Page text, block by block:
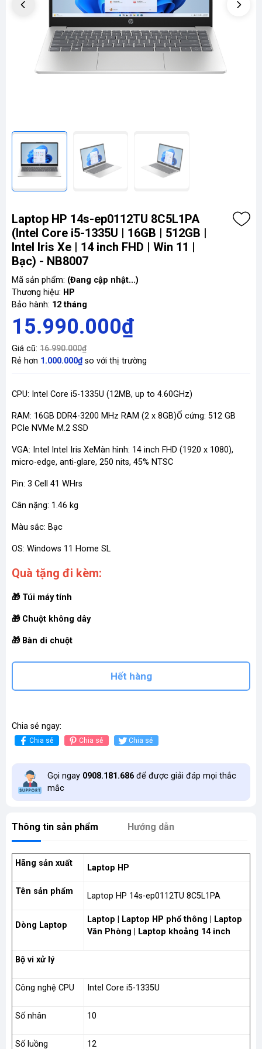
Laptop HP 14s-ep0112TU 8C5L1PA
(Intel Core i5-1335U | 16GB | 512GB |
Intel Iris Xe | 14 inch FHD | Win 11 |
Bạc) - NB8007
Mã sản phẩm: (Đang cập nhật...)
Thương hiệu: HP
Bảo hành: 12 tháng
15.990.000₫
Giá cũ: 16.990.000₫
Rẻ hơn 1.000.000₫so với thị trường
CPU: Intel Core i5-1335U (12MB, up to 4.60GHz)
RAM: 16GB DDR4-3200 MHz RAM (2 x 8GB)Ổ cứng: 512 GB
PCIe NVMe M.2 SSD
VGA: Intel Intel Iris XeMàn hình: 14 inch FHD (1920 x 1080),
micro-edge, anti-glare, 250 nits, 45% NTSC
Pin: 3 Cell 41 WHrs
Cân nặng: 1.46 kg
Màu sắc: Bạc
OS: Windows 11 Home SL
Quà tặng đi kèm:
🎁 Túi máy tính
🎁 Chuột không dây
🎁 Bàn di chuột
Hết hàng
Chia sẻ ngay:
Chia sẻ Chia sẻ Chia sẻ
Gọi ngay 0908.181.686 để được giải đáp mọi thắc
mắc
Thông tin sản phẩm Hướng dẫn
Hãng sản xuất Laptop HP
Tên sản phẩm Laptop HP 14s-ep0112TU 8C5L1PA
Dòng Laptop
Laptop | Laptop HP phổ thông | Laptop
Văn Phòng | Laptop khoảng 14 inch
Bộ vi xử lý
Công nghệ CPU Intel Core i5-1335U
Số nhân 10
Số luồng 12